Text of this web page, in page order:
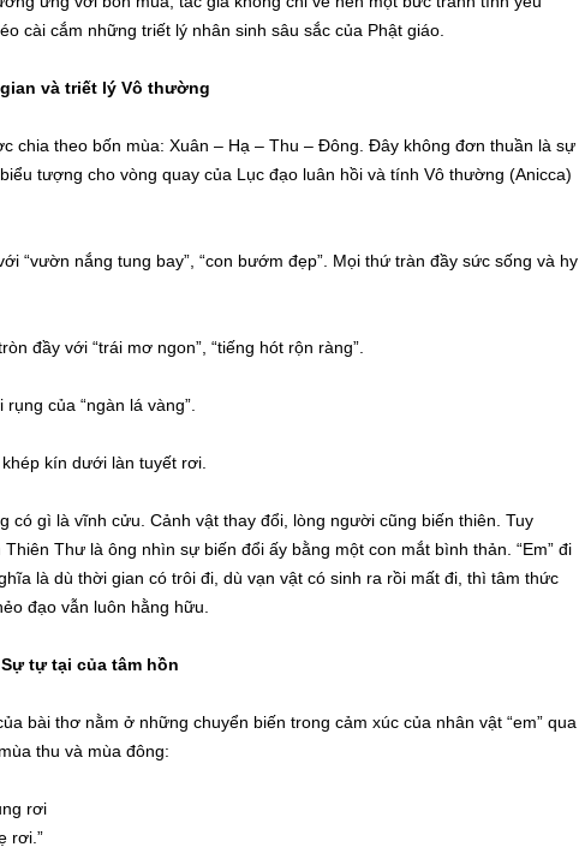
cài cắm những triết lý nhân sinh sâu sắc của Phật giáo.
và triết lý Vô thường
chia theo bốn mùa: Xuân – Hạ – Thu – Đông. Đây không đơn thuần là sự
tượng cho vòng quay của Lục đạo luân hồi và tính Vô thường (Anicca)
“vườn nắng tung bay”, “con bướm đẹp”. Mọi thứ tràn đầy sức sống và hy
đầy với “trái mơ ngon”, “tiếng hót rộn ràng”.
của “ngàn lá vàng”.
kín dưới làn tuyết rơi.
có gì là vĩnh cửu. Cảnh vật thay đổi, lòng người cũng biến thiên. Tuy
Thư là ông nhìn sự biến đổi ấy bằng một con mắt bình thản. “Em” đi
là dù thời gian có trôi đi, dù vạn vật có sinh ra rồi mất đi, thì tâm thức
đạo vẫn luôn hằng hữu.
tự tại của tâm hồn
bài thơ nằm ở những chuyển biến trong cảm xúc của nhân vật “em” qua
thu và mùa đông:
rơi
rơi.”